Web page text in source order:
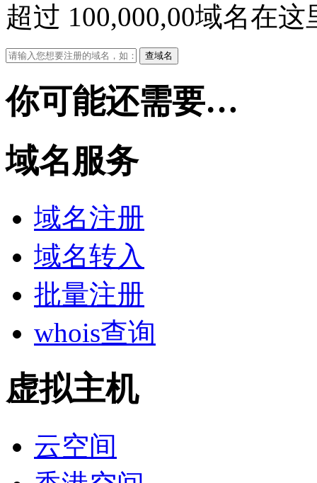
超过 100,000,00域名在这
你可能还需要…
域名服务
域名注册
域名转入
批量注册
whois查询
虚拟主机
云空间